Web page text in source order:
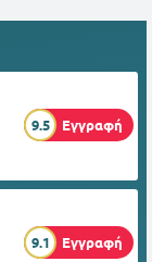
9.5 Εγγραφή
9.1 Εγγραφή